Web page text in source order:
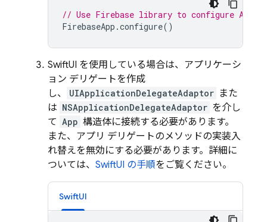
// Use Firebase library to configure APIs
FirebaseApp .configure()
SwiftUI を使用している場合は、アプリケーシ
ョン デリゲートを作成
し、
UIApplicationDelegateAdaptor また
は NSApplicationDelegateAdaptor を介し
て App 構造体に接続する必要があります。
また、アプリ デリゲートのメソッドの実装入
れ替えを無効にする必要があります。詳細に
ついては、 SwiftUI の手順をご覧ください。
SwiftUI